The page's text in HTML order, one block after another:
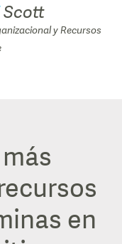
Scott
y Recursos
en